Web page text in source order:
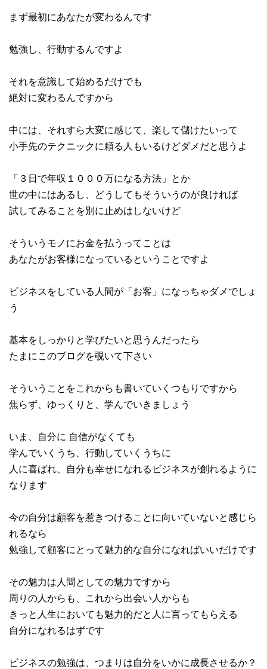
まず最初にあなたが変わるんです
勉強し、行動するんですよ
それを意識して始めるだけでも
絶対に変わるんですから
中には、それすら大変に感じて、楽して儲けたいって
小手先のテクニックに頼る人もいるけどダメだと思うよ
「３日で年収１０００万になる方法」とか
世の中にはあるし、どうしてもそういうのが良ければ
試してみることを別に止めはしないけど
そういうモノにお金を払うってことは
あなたがお客様になっているということですよ
ビジネスをしている人間が「お客」になっちゃダメでしょ
う
基本をしっかりと学びたいと思うんだったら
たまにこのブログを覗いて下さい
そういうことをこれからも書いていくつもりですから
焦らず、ゆっくりと、学んでいきましょう
いま、自分に 自信がなくても
学んでいくうち、行動していくうちに
人に喜ばれ、自分も幸せになれるビジネスが創れるように
なります
今の自分は顧客を惹きつけることに向いていないと感じら
れるなら
勉強して顧客にとって魅力的な自分になればいいだけです
その魅力は人間としての魅力ですから
周りの人からも、これから出会い人からも
きっと人生においても魅力的だと人に言ってもらえる
自分になれるはずです
ビジネスの勉強は、つまりは自分をいかに成長させるか？